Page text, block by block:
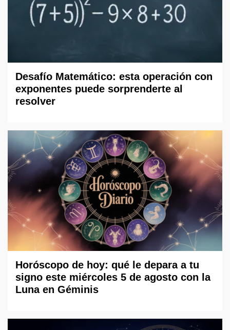
Desafío Matemático: esta operación con
exponentes puede sorprenderte al
resolver
Horóscopo de hoy: qué le depara a tu
signo este miércoles 5 de agosto con la
Luna en Géminis